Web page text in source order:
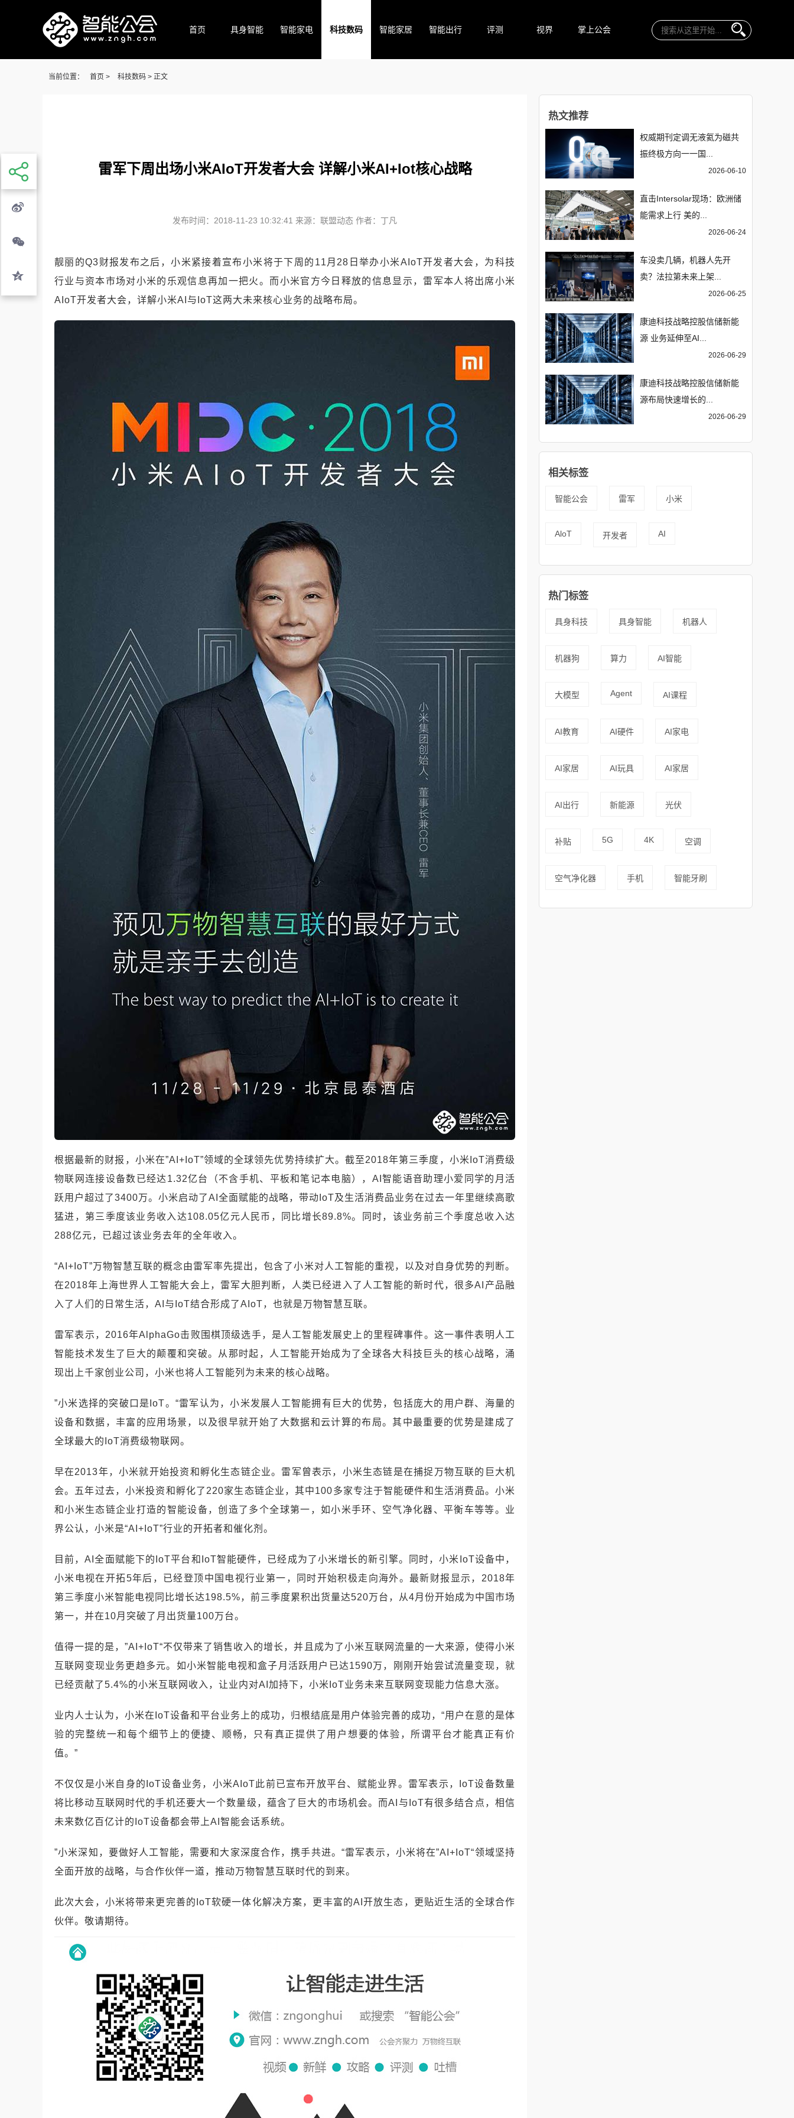
首页 具身智能 智能家电 科技数码 智能家居 智能出行 评测 视界 掌上公会
当前位置： 首页 > 科技数码 > 正文
雷军下周出场小米AIoT开发者大会 详解小米AI+Iot核心战略
发布时间：2018-11-23 10:32:41 来源：联盟动态 作者：丁凡
靓丽的Q3财报发布之后，小米紧接着宣布小米将于下周的11月28日举办小米AIoT开发者大会，为科技
行业与资本市场对小米的乐观信息再加一把火。而小米官方今日释放的信息显示，雷军本人将出席小米
AIoT开发者大会，详解小米AI与IoT这两大未来核心业务的战略布局。
根据最新的财报，小米在”AI+IoT”领域的全球领先优势持续扩大。截至2018年第三季度，小米IoT消费级
物联网连接设备数已经达1.32亿台（不含手机、平板和笔记本电脑），AI智能语音助理小爱同学的月活
跃用户超过了3400万。小米启动了AI全面赋能的战略，带动IoT及生活消费品业务在过去一年里继续高歌
猛进，第三季度该业务收入达108.05亿元人民币，同比增长89.8%。同时，该业务前三个季度总收入达
288亿元，已超过该业务去年的全年收入。
“AI+IoT”万物智慧互联的概念由雷军率先提出，包含了小米对人工智能的重视，以及对自身优势的判断。
在2018年上海世界人工智能大会上，雷军大胆判断，人类已经进入了人工智能的新时代，很多AI产品融
入了人们的日常生活，AI与IoT结合形成了AIoT，也就是万物智慧互联。
雷军表示，2016年AlphaGo击败围棋顶级选手，是人工智能发展史上的里程碑事件。这一事件表明人工
智能技术发生了巨大的颠覆和突破。从那时起，人工智能开始成为了全球各大科技巨头的核心战略，涌
现出上千家创业公司，小米也将人工智能列为未来的核心战略。
”小米选择的突破口是IoT。“雷军认为，小米发展人工智能拥有巨大的优势，包括庞大的用户群、海量的
设备和数据，丰富的应用场景，以及很早就开始了大数据和云计算的布局。其中最重要的优势是建成了
全球最大的IoT消费级物联网。
早在2013年，小米就开始投资和孵化生态链企业。雷军曾表示，小米生态链是在捕捉万物互联的巨大机
会。五年过去，小米投资和孵化了220家生态链企业，其中100多家专注于智能硬件和生活消费品。小米
和小米生态链企业打造的智能设备，创造了多个全球第一，如小米手环、空气净化器、平衡车等等。业
界公认，小米是“AI+IoT”行业的开拓者和催化剂。
目前，AI全面赋能下的IoT平台和IoT智能硬件，已经成为了小米增长的新引擎。同时，小米IoT设备中，
小米电视在开拓5年后，已经登顶中国电视行业第一，同时开始积极走向海外。最新财报显示，2018年
第三季度小米智能电视同比增长达198.5%，前三季度累积出货量达520万台，从4月份开始成为中国市场
第一，并在10月突破了月出货量100万台。
值得一提的是，”AI+IoT“不仅带来了销售收入的增长，并且成为了小米互联网流量的一大来源，使得小米
互联网变现业务更趋多元。如小米智能电视和盒子月活跃用户已达1590万，刚刚开始尝试流量变现，就
已经贡献了5.4%的小米互联网收入，让业内对AI加持下，小米IoT业务未来互联网变现能力信息大涨。
业内人士认为，小米在IoT设备和平台业务上的成功，归根结底是用户体验完善的成功，“用户在意的是体
验的完整统一和每个细节上的便捷、顺畅，只有真正提供了用户想要的体验，所谓平台才能真正有价
值。”
不仅仅是小米自身的IoT设备业务，小米AIoT此前已宣布开放平台、赋能业界。雷军表示，IoT设备数量
将比移动互联网时代的手机还要大一个数量级，蕴含了巨大的市场机会。而AI与IoT有很多结合点，相信
未来数亿百亿计的IoT设备都会带上AI智能会话系统。
”小米深知，要做好人工智能，需要和大家深度合作，携手共进。“雷军表示，小米将在”AI+IoT“领域坚持
全面开放的战略，与合作伙伴一道，推动万物智慧互联时代的到来。
此次大会，小米将带来更完善的IoT软硬一体化解决方案，更丰富的AI开放生态，更贴近生活的全球合作
伙伴。敬请期待。
热文推荐
权威期刊定调无液氦为磁共
振终极方向一一国...
2026-06-10
直击Intersolar现场：欧洲储
能需求上行 美的...
2026-06-24
车没卖几辆，机器人先开
卖？法拉第未来上架...
2026-06-25
康迪科技战略控股信储新能
源 业务延伸至AI...
2026-06-29
康迪科技战略控股信储新能
源布局快速增长的...
2026-06-29
相关标签
智能公会 雷军 小米
AloT 开发者 AI
热门标签
具身科技 具身智能 机器人
机器狗 算力 AI智能
大模型 Agent AI课程
AI教育 AI硬件 AI家电
AI家居 AI玩具 AI家居
AI出行 新能源 光伏
补贴 5G 4K 空调
空气净化器 手机 智能牙刷